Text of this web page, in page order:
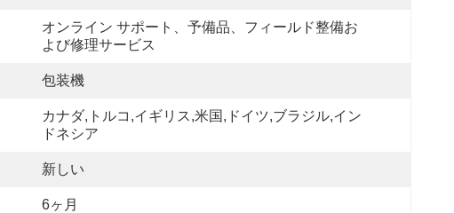
オンライン サポート、予備品、フィールド整備お
よび修理サービス
包装機
カナダ,トルコ,イギリス,米国,ドイツ,ブラジル,イン
ドネシア
新しい
6ヶ月